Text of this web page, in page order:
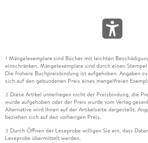
1 Mängelexemplare sind Bücher mit leichten
einschränken. Mängelexemplare sind durch einen
Die frühere Buchpreisbindung ist aufgehoben. Angaben
sich auf den gebundenen Preis eines mangelfreien
2 Diese Artikel unterliegen nicht der Preisbindung, die
wurde aufgehoben oder der Preis wurde vom Verlag
Alternative wird Ihnen auf der Artikelseite dargestellt.
beziehen sich auf den vorherigen Preis.
3 Durch Öffnen der Leseprobe willigen Sie ein, dass
Leseprobe übermittelt werden.